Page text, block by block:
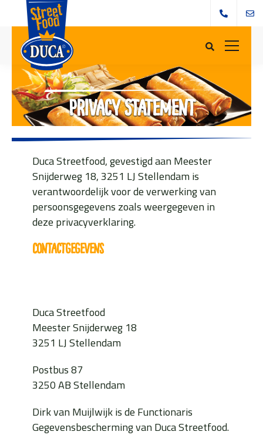
Privacy Statement
Duca Streetfood, gevestigd aan Meester
Snijderweg 18, 3251 LJ Stellendam is
verantwoordelijk voor de verwerking van
persoonsgegevens zoals weergegeven in
deze privacyverklaring.
Contactgegevens
Duca Streetfood
Meester Snijderweg 18
3251 LJ Stellendam
Postbus 87
3250 AB Stellendam
Dirk van Muijlwijk is de Functionaris
Gegevensbescherming van Duca Streetfood.